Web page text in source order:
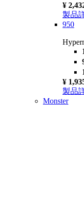
¥
製品
950
¥
製品
Monster